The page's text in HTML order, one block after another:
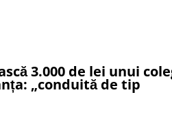
3.000 de lei unui
„conduită de tip